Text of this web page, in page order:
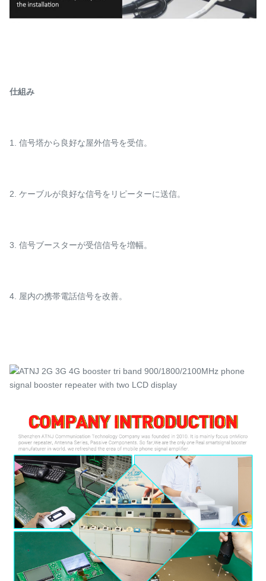
仕組み
1. 信号塔から良好な屋外信号を受信。
2. ケーブルが良好な信号をリピーターに送信。
3. 信号ブースターが受信信号を増幅。
4. 屋内の携帯電話信号を改善。